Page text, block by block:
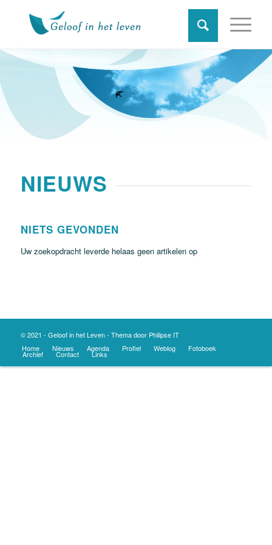
NIEUWS
NIETS GEVONDEN
Uw zoekopdracht leverde helaas geen artikelen op
© 2021 - Geloof in het Leven - Thema door Philipse IT
Home
Nieuws Agenda Profiel Weblog Fotoboek
Archief Contact Links